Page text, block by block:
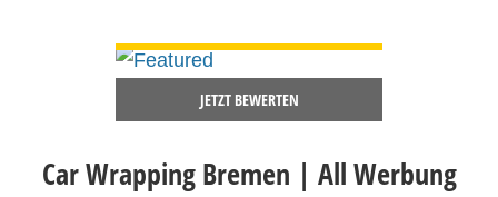
JETZT BEWERTEN
Car Wrapping Bremen | All Werbung